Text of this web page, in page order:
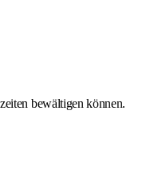
bewältigen können.